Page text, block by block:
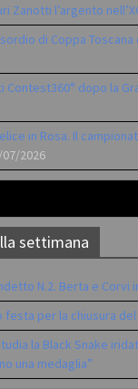
Zanotti l’argento
di Coppa Toscana
dopo la
in Rosa. Il
2026
settimana
N.2. Berta e Corvi
per la chiusura del
la Black Snake
una medaglia”